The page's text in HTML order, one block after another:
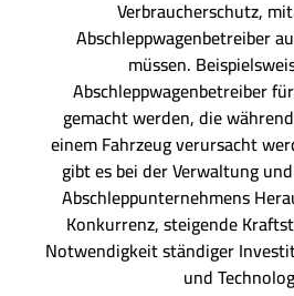
Verbraucherschutz,
Abschleppwagenbetreiber
müssen.
Abschleppwagenbetreiber
gemacht werden, die
einem Fahrzeug verursacht
gibt es bei der Verwaltung
Abschleppunternehmens
Konkurrenz, steigende
Notwendigkeit ständiger
und